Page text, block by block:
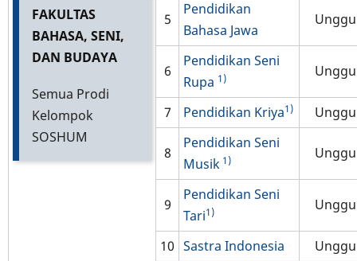
FAKULTAS
BAHASA, SENI,
DAN BUDAYA
Semua Prodi
Kelompok
SOSHUM
5
Pendidikan
Bahasa Jawa
6
Pendidikan Seni
Rupa 1)
7 Pendidikan Kriya1)
8
Pendidikan Seni
Musik 1)
9
Pendidikan Seni
Tari1)
10 Sastra Indonesia